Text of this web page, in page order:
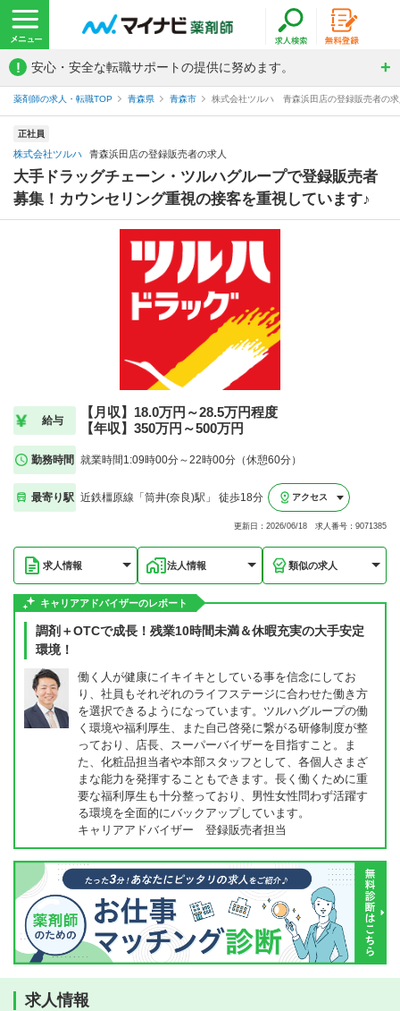
! 安心・安全な転職サポートの提供に努めます。
薬剤師の求人・転職TOP 青森県 青森市 株式会社ツルハ 青森浜田店の登録販売者の
正社員
株式会社ツルハ 青森浜田店の登録販売者の求人
大手ドラッグチェーン・ツルハグループで登録販売者
募集！カウンセリング重視の接客を重視しています♪
給与
【月収】18.0万円～28.5万円程度
【年収】350万円～500万円
勤務時間 就業時間1:09時00分～22時00分（休憩60分）
最寄り駅 近鉄橿原線「筒井(奈良)駅」 徒歩18分 アクセス
更新日：2026/06/18 求人番号：9071385
求人情報 法人情報 類似の求人
キャリアアドバイザーのレポート
調剤＋OTCで成長！残業10時間未満＆休暇充実の大手安定
環境！
働く人が健康にイキイキとしている事を信念にしてお
り、社員もそれぞれのライフステージに合わせた働き方
を選択できるようになっています。ツルハグループの働
く環境や福利厚生、また自己啓発に繋がる研修制度が整
っており、店長、スーパーバイザーを目指すこと。ま
た、化粧品担当者や本部スタッフとして、各個人さまざ
まな能力を発揮することもできます。長く働くために重
要な福利厚生も十分整っており、男性女性問わず活躍す
る環境を全面的にバックアップしています。
キャリアアドバイザー 登録販売者担当
求人情報